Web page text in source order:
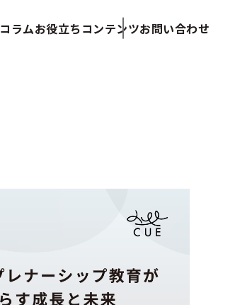
コラムお役立ちコンテンツお問い合わせ